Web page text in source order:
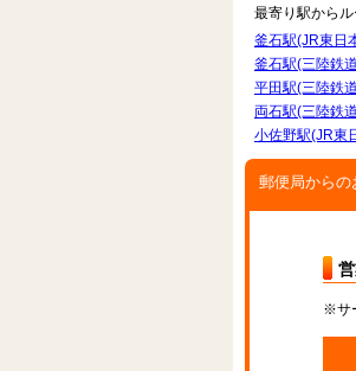
最寄り駅から
釜石駅(JR東日
釜石駅(三陸鉄
平田駅(三陸鉄
両石駅(三陸鉄
小佐野駅(JR東
郵便局からの
※サ